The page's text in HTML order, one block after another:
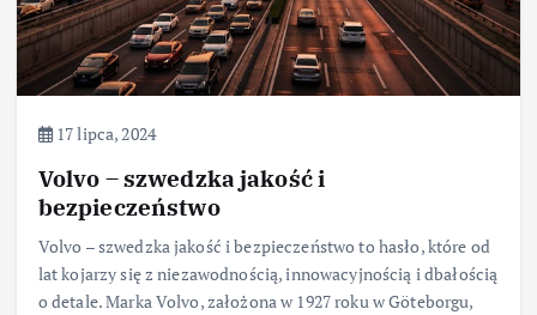
17 lipca, 2024
Volvo – szwedzka jakość i
bezpieczeństwo
Volvo – szwedzka jakość i bezpieczeństwo to hasło, które od
lat kojarzy się z niezawodnością, innowacyjnością i dbałością
o detale. Marka Volvo, założona w 1927 roku w Göteborgu,